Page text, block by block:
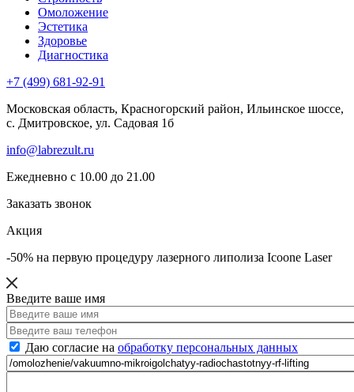
Омоложение
Эстетика
Здоровье
Диагностика
+7 (499) 681-92-91
Московская область, Красногорский район, Ильинское шоссе,
с. Дмитровское, ул. Садовая 1б
info@labrezult.ru
Ежедневно с 10.00 до 21.00
Заказать звонок
Акция
-50% на первую процедуру лазерного липолиза Icoone Laser
Введите ваше имя
Даю согласие на обработку персональных данных